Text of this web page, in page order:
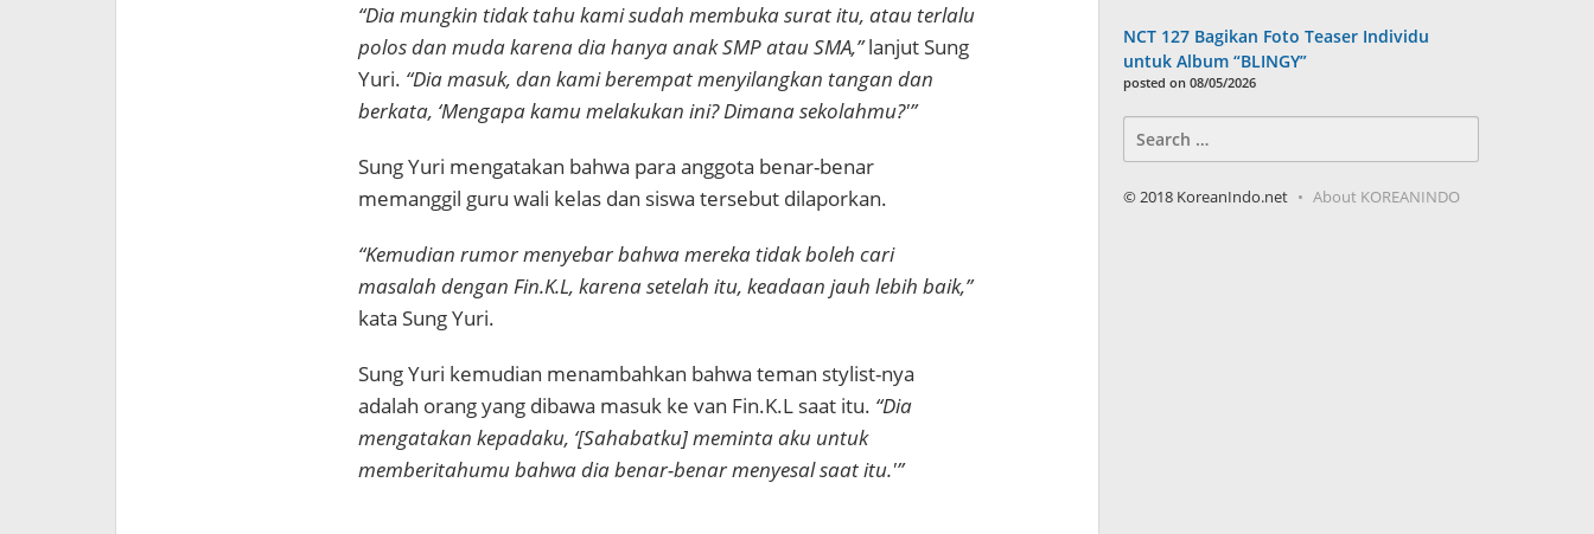
“Dia mungkin tidak tahu kami sudah membuka surat itu, atau terlalu
polos dan muda karena dia hanya anak SMP atau SMA,”lanjut Sung
Yuri. “Dia masuk, dan kami berempat menyilangkan tangan dan
berkata, ‘Mengapa kamu melakukan ini? Dimana sekolahmu?'”
Sung Yuri mengatakan bahwa para anggota benar-benar
memanggil guru wali kelas dan siswa tersebut dilaporkan.
“Kemudian rumor menyebar bahwa mereka tidak boleh cari
masalah dengan Fin.K.L, karena setelah itu, keadaan jauh lebih baik,”
kata Sung Yuri.
Sung Yuri kemudian menambahkan bahwa teman stylist-nya
adalah orang yang dibawa masuk ke van Fin.K.L saat itu. “Dia
mengatakan kepadaku, ‘[Sahabatku] meminta aku untuk
memberitahumu bahwa dia benar-benar menyesal saat itu.'”
NCT 127 Bagikan Foto Teaser Individu
untuk Album “BLINGY”
posted on 08/05/2026
for:
© 2018 KoreanIndo.net About KOREANINDO